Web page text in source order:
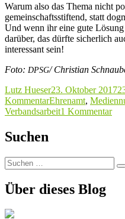
Warum also das Thema nicht
gemeinschaftsstiftend, statt
Und wenn ihr eine gute
darüber, das dürfte sicherlich
interessant sein!
Foto: DPSG/ Christian
Autor
Lutz HueserVeröffentlicht
am
23. Oktober 2017
KommentarSchlagwörter
Ehrenamt,
Verbandsarbeit1 Kommentarzu
Suchen
Suchen
nach:
Über dieses Blog